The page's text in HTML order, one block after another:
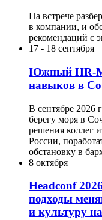
На встрече
в компании, и
рекомендаций с
17 - 18 сентября
Южный HR-
навыков в
В сентябре 2026
берегу моря в
решения коллег
России,
обстановку в
8 октября
Headсonf
подходы
и культуру